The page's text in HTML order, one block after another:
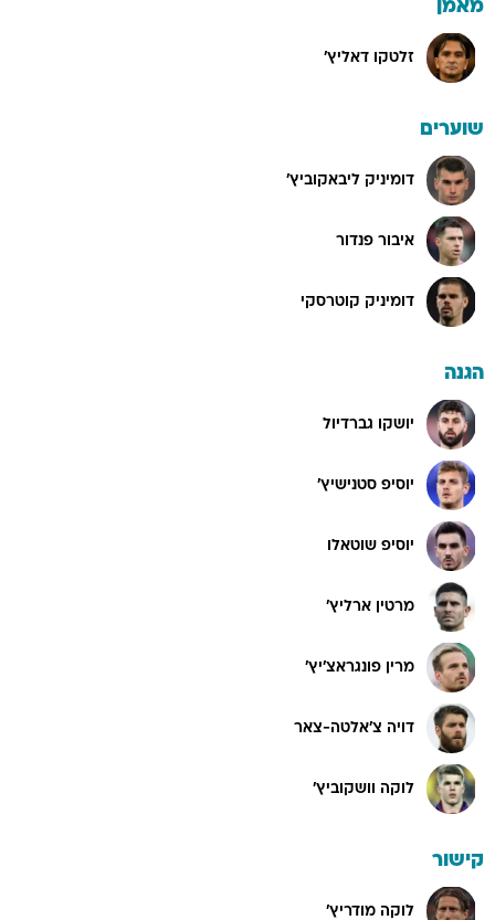
מאמן
זלטקו דאליץ'
שוערים
דומיניק ליבאקוביץ'
איבור פנדור
דומיניק קוטרסקי
הגנה
יושקו גברדיול
יוסיפ סטנישיץ'
יוסיפ שוטאלו
מרטין ארליץ'
מרין פונגראצ'יץ'
דויה צ'אלטה-צאר
לוקה וושקוביץ'
קישור
לוקה מודריץ'